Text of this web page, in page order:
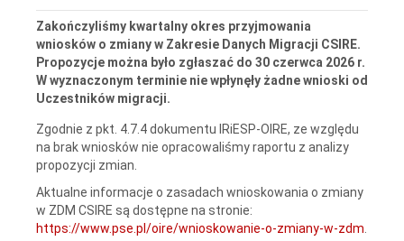
Zakończyliśmy kwartalny okres przyjmowania
wniosków o zmiany w Zakresie Danych Migracji CSIRE.
Propozycje można było zgłaszać do 30 czerwca 2026 r.
W wyznaczonym terminie nie wpłynęły żadne wnioski od
Uczestników migracji.
Zgodnie z pkt. 4.7.4 dokumentu IRiESP-OIRE, ze względu
na brak wniosków nie opracowaliśmy raportu z analizy
propozycji zmian.
Aktualne informacje o zasadach wnioskowania o zmiany
w ZDM CSIRE są dostępne na stronie:
https://www.pse.pl/oire/wnioskowanie-o-zmiany-w-zdm